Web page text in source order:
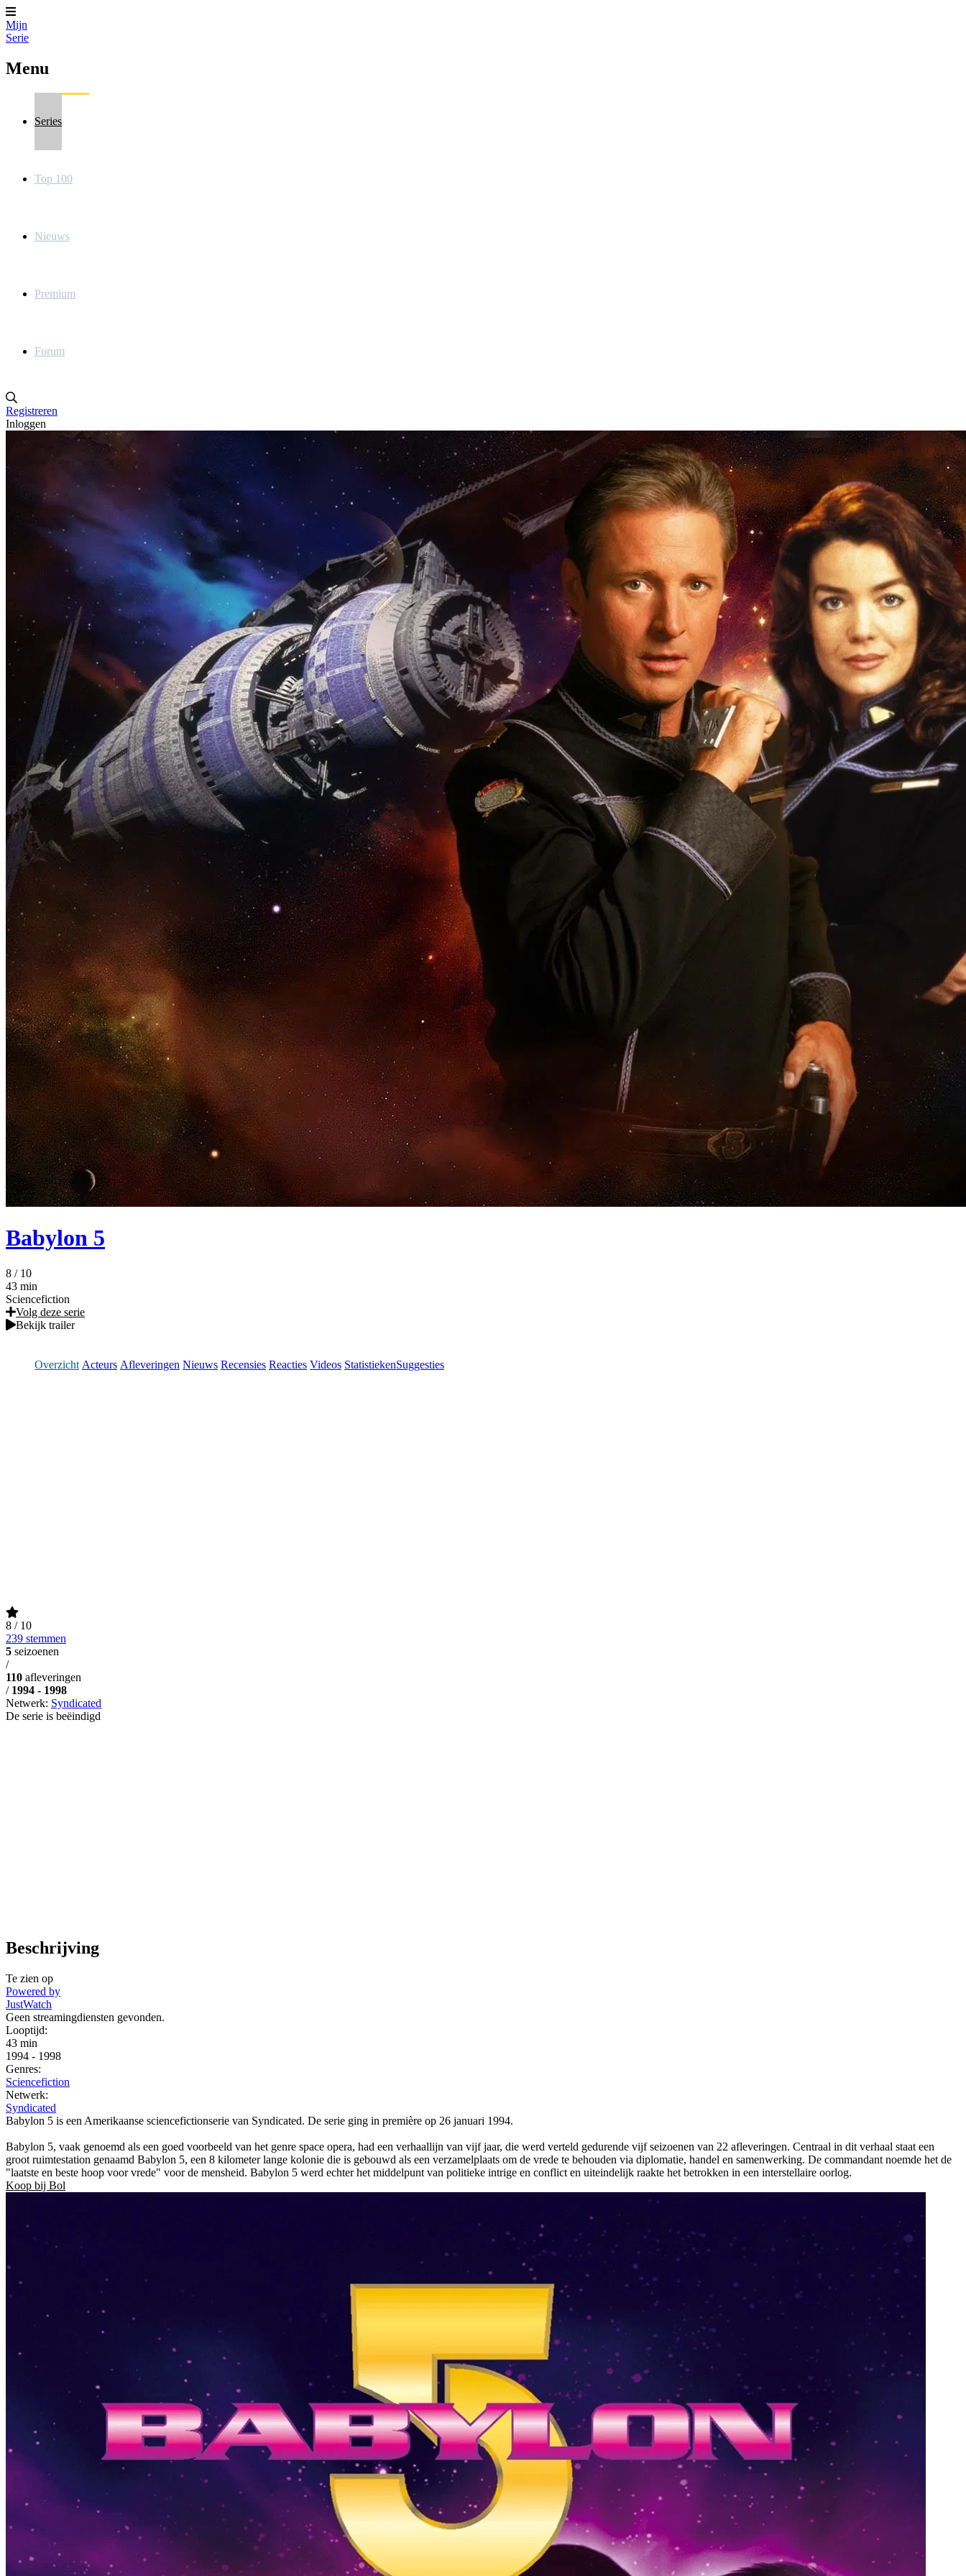
Mijn
Serie
Menu
Series
Top 100
Nieuws
Premium
Forum
Registreren
Inloggen
Babylon 5
8 / 10
43 min
Sciencefiction
Volg deze serie
Bekijk trailer
Overzicht Acteurs Afleveringen Nieuws Recensies Reacties Videos StatistiekenSuggesties
8 / 10
239 stemmen
5 seizoenen
/
110 afleveringen
/ 1994 - 1998
Netwerk: Syndicated
De serie is beëindigd
Beschrijving
Te zien op
Powered by
JustWatch
Geen streamingdiensten gevonden.
Looptijd:
43 min
1994 - 1998
Genres:
Sciencefiction
Netwerk:
Syndicated
Babylon 5 is een Amerikaanse sciencefictionserie van Syndicated. De serie ging in première op 26 januari 1994.
Babylon 5, vaak genoemd als een goed voorbeeld van het genre space opera, had een verhaallijn van vijf jaar, die werd verteld gedurende vijf seizoenen van 22 afleveringen. Centraal in dit verhaal staat een
groot ruimtestation genaamd Babylon 5, een 8 kilometer lange kolonie die is gebouwd als een verzamelplaats om de vrede te behouden via diplomatie, handel en samenwerking. De commandant noemde het de
"laatste en beste hoop voor vrede" voor de mensheid. Babylon 5 werd echter het middelpunt van politieke intrige en conflict en uiteindelijk raakte het betrokken in een interstellaire oorlog.
Koop bij Bol